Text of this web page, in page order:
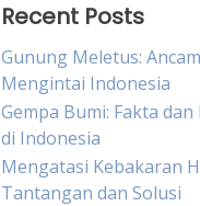
Recent Posts
Gunung Meletus:
Mengintai Indonesia
Gempa Bumi: Fakta dan
di Indonesia
Mengatasi Kebakaran
Tantangan dan Solusi